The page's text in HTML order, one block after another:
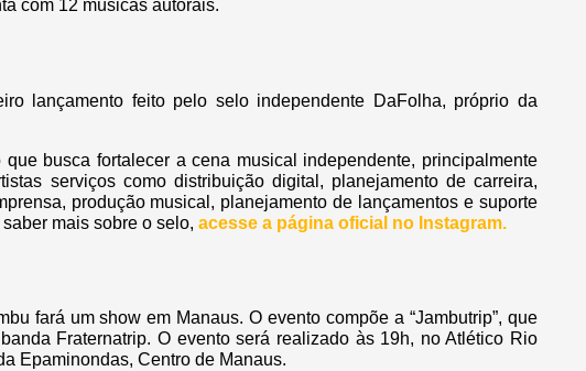
com 12 músicas autorais.
lançamento feito pelo selo independente DaFolha, próprio da
busca fortalecer a cena musical independente, principalmente
serviços como distribuição digital, planejamento de carreira,
produção musical, planejamento de lançamentos e suporte
mais sobre o selo, acesse a página oficial no Instagram.
fará um show em Manaus. O evento compõe a “Jambutrip”, que
Fraternatrip. O evento será realizado às 19h, no Atlético Rio
Epaminondas, Centro de Manaus.